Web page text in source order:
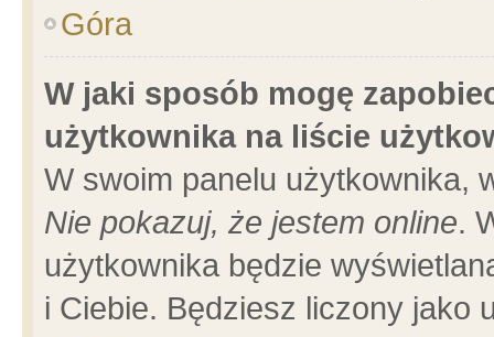
Góra
W jaki sposób mogę
użytkownika na liście
W swoim panelu użytkownika,
Nie pokazuj, że jestem online.
użytkownika będzie
i Ciebie. Będziesz liczony jako